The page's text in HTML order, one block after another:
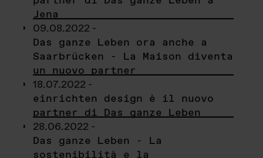
Jena
09.08.2022 -
Das ganze Leben ora anche a
Saarbrücken - La Maison diventa
un nuovo partner
18.07.2022 -
einrichten design è il nuovo
partner di Das ganze Leben
28.06.2022 -
Das ganze Leben - La
sostenibilità e la